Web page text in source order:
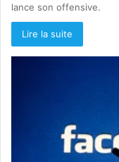
lance son offensive.
Lire la suite